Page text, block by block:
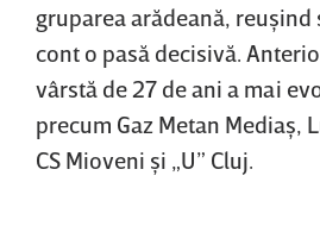
gruparea arădeană, reuşind
cont o pasă decisivă.
vârstă de 27 de ani a mai
precum Gaz Metan Mediaş,
CS Mioveni şi „U” Cluj.